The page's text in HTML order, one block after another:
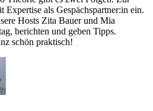
Expertise als Gespächspartner:in ein.
Hosts Zita Bauer und Mia
berichten und geben Tipps.
schön praktisch!